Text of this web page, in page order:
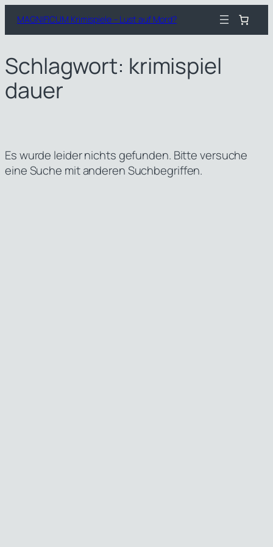
Inhalt
MAGNIFICUM Krimispiele – Lust auf Mord?
Schlagwort: krimispiel
dauer
Es wurde leider nichts gefunden. Bitte versuche
eine Suche mit anderen Suchbegriffen.